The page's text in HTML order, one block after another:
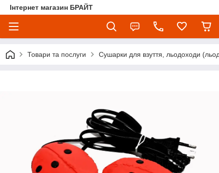
Інтернет магазин БРАЙТ
Товари та послуги Сушарки для взуття, льодоходи